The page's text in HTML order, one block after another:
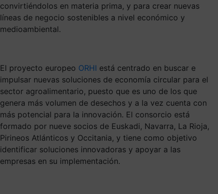
convirtiéndolos en materia prima, y para crear nuevas
líneas de negocio sostenibles a nivel económico y
medioambiental.
El proyecto europeo ORHI está centrado en buscar e
impulsar nuevas soluciones de economía circular para el
sector agroalimentario, puesto que es uno de los que
genera más volumen de desechos y a la vez cuenta con
más potencial para la innovación. El consorcio está
formado por nueve socios de Euskadi, Navarra, La Rioja,
Pirineos Atlánticos y Occitania, y tiene como objetivo
identificar soluciones innovadoras y apoyar a las
empresas en su implementación.